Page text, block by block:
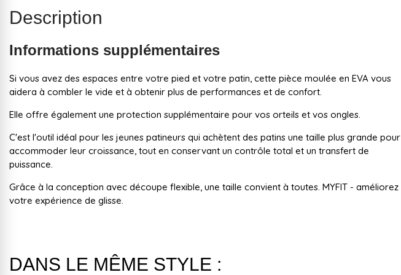
Description
Informations supplémentaires
Si vous avez des espaces entre votre pied et votre patin, cette pièce moulée en EVA vous
aidera à combler le vide et à obtenir plus de performances et de confort.
Elle offre également une protection supplémentaire pour vos orteils et vos ongles.
C'est l'outil idéal pour les jeunes patineurs qui achètent des patins une taille plus grande pour
accommoder leur croissance, tout en conservant un contrôle total et un transfert de
puissance.
Grâce à la conception avec découpe flexible, une taille convient à toutes. MYFIT - améliorez
votre expérience de glisse.
DANS LE MÊME STYLE :